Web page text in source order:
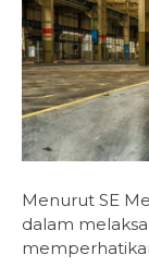
Menurut SE
dalam